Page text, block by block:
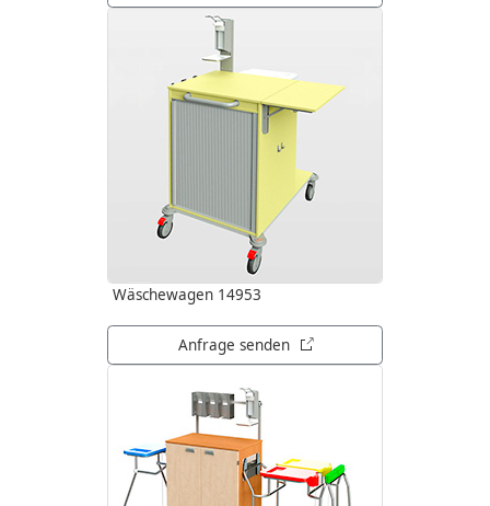
Wäschewagen 14953
Anfrage senden öffnet in neuem Tab